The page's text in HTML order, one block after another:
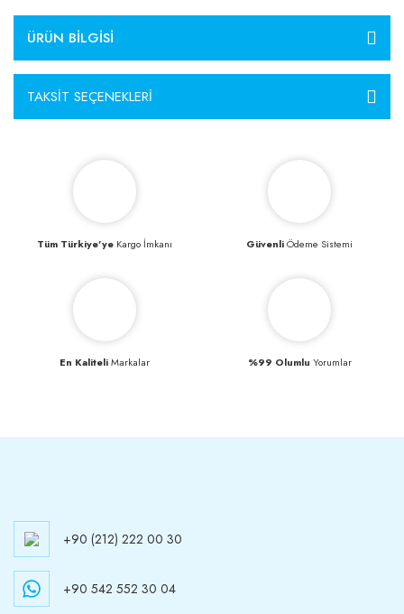
ÜRÜN BILGISI
TAKSIT SEÇENEKLERI
Tüm Türkiye’yeKargo İmkanı GüvenliÖdeme Sistemi
En KaliteliMarkalar %99 Olumlu Yorumlar
+90 (212) 222 00 30
+90 542 552 30 04